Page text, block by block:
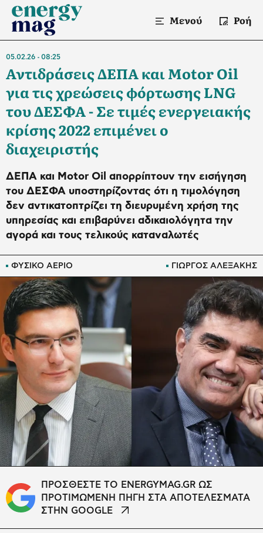
Μενού Ροή
ΦΥΣΙΚΟ ΑΕΡΙΟ ΓΙΩΡΓΟΣ ΑΛΕΞΑΚΗΣ
05.02.26 08:25
Αντιδράσεις ΔΕΠΑ και Motor Oil
για τις χρεώσεις φόρτωσης LNG
του ΔΕΣΦΑ - Σε τιμές ενεργειακής
κρίσης 2022 επιμένει ο
διαχειριστής
ΔΕΠΑ και Motor Oil απορρίπτουν την εισήγηση
του ΔΕΣΦΑ υποστηρίζοντας ότι η τιμολόγηση
δεν αντικατοπτρίζει τη διευρυμένη χρήση της
υπηρεσίας και επιβαρύνει αδικαιολόγητα την
αγορά και τους τελικούς καταναλωτές
ΠΡΟΣΘΕΣΤΕ ΤΟ ENERGYMAG.GR ΩΣ
ΠΡΟΤΙΜΩΜΕΝΗ ΠΗΓΗ ΣΤΑ ΑΠΟΤΕΛΕΣΜΑΤΑ
ΣΤΗΝ GOOGLE